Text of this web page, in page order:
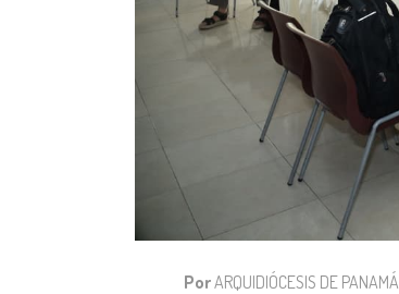
PorARQUIDIÓCESIS DE PANAMÁ